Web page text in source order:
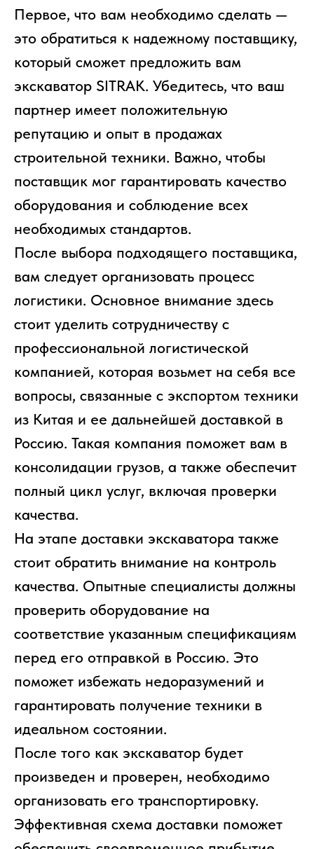
Первое, что вам необходимо сделать —
это обратиться к надежному поставщику,
который сможет предложить вам
экскаватор SITRAK. Убедитесь, что ваш
партнер имеет положительную
репутацию и опыт в продажах
строительной техники. Важно, чтобы
поставщик мог гарантировать качество
оборудования и соблюдение всех
необходимых стандартов.
После выбора подходящего поставщика,
вам следует организовать процесс
логистики. Основное внимание здесь
стоит уделить сотрудничеству с
профессиональной логистической
компанией, которая возьмет на себя все
вопросы, связанные с экспортом техники
из Китая и ее дальнейшей доставкой в
Россию. Такая компания поможет вам в
консолидации грузов, а также обеспечит
полный цикл услуг, включая проверки
качества.
На этапе доставки экскаватора также
стоит обратить внимание на контроль
качества. Опытные специалисты должны
проверить оборудование на
соответствие указанным спецификациям
перед его отправкой в Россию. Это
поможет избежать недоразумений и
гарантировать получение техники в
идеальном состоянии.
После того как экскаватор будет
произведен и проверен, необходимо
организовать его транспортировку.
Эффективная схема доставки поможет
ДОСТАВКА ПОД КЛЮЧ
С ОФИЦИАЛЬНЫМ
ОФОРМЛЕНИЕМ
МЫ ПОДБЕРЕМ НУЖНУЮ
ЗАПЧАСТЬ ПОД ВАШ
ЗАПРОС
Гидрораспределительные станции
Редукторы хода
Гидронасосы и гидромоторы
Клапаны, блоки управления
Прочие гидравлические узлы
ЧТО МЫ ПОСТАВЛЯЕМ?